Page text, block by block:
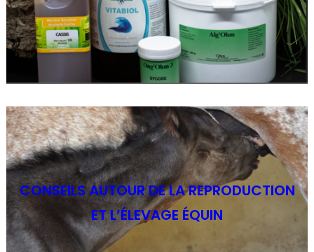
CONSEILS AUTOUR DE LA REPRODUCTION
ET L’ÉLEVAGE ÉQUIN